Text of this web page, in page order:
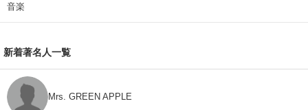
音楽
新着著名人一覧
Mrs. GREEN APPLE